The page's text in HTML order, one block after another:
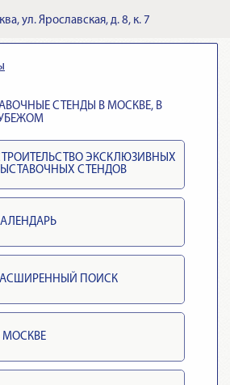
, ул. Ярославская, д. 8, к. 7
СТЕНДЫ В МОСКВЕ, В
ЭКСКЛЮЗИВНЫХ
СТЕНДОВ
ПОИСК
МОСКВЕ